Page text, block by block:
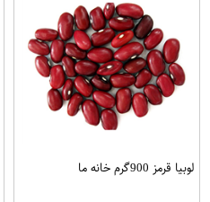
لوبیا قرمز 900گرم خانه ما